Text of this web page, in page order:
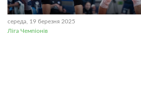
середа, 19 березня 2025
Ліга Чемпіонів